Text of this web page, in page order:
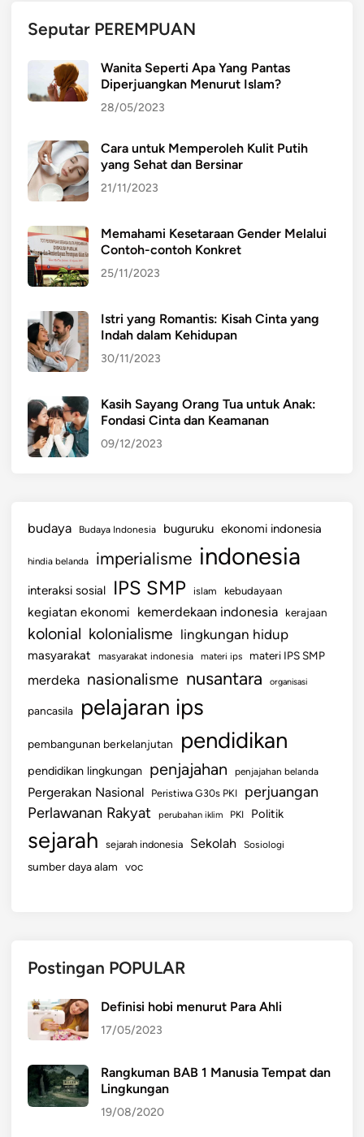
Seputar PEREMPUAN
Wanita Seperti Apa Yang Pantas
Diperjuangkan Menurut Islam?
28/05/2023
Cara untuk Memperoleh Kulit Putih
yang Sehat dan Bersinar
21/11/2023
Memahami Kesetaraan Gender Melalui
Contoh-contoh Konkret
25/11/2023
Istri yang Romantis: Kisah Cinta yang
Indah dalam Kehidupan
30/11/2023
Kasih Sayang Orang Tua untuk Anak:
Fondasi Cinta dan Keamanan
09/12/2023
budaya Budaya Indonesia buguruku ekonomi indonesia
hindia belanda imperialisme indonesia
interaksi sosial IPS SMP islam kebudayaan
kegiatan ekonomi kemerdekaan indonesia kerajaan
kolonial kolonialisme lingkungan hidup
masyarakat masyarakat indonesia materi ips materi IPS SMP
merdeka nasionalisme nusantara organisasi
pancasila pelajaran ips
pembangunan berkelanjutan pendidikan
pendidikan lingkungan penjajahan penjajahan belanda
Pergerakan Nasional Peristiwa G30s PKI perjuangan
Perlawanan Rakyat perubahan iklim PKI Politik
sejarah sejarah indonesia Sekolah Sosiologi
sumber daya alam voc
Postingan POPULAR
Definisi hobi menurut Para Ahli
17/05/2023
Rangkuman BAB 1 Manusia Tempat dan
Lingkungan
19/08/2020